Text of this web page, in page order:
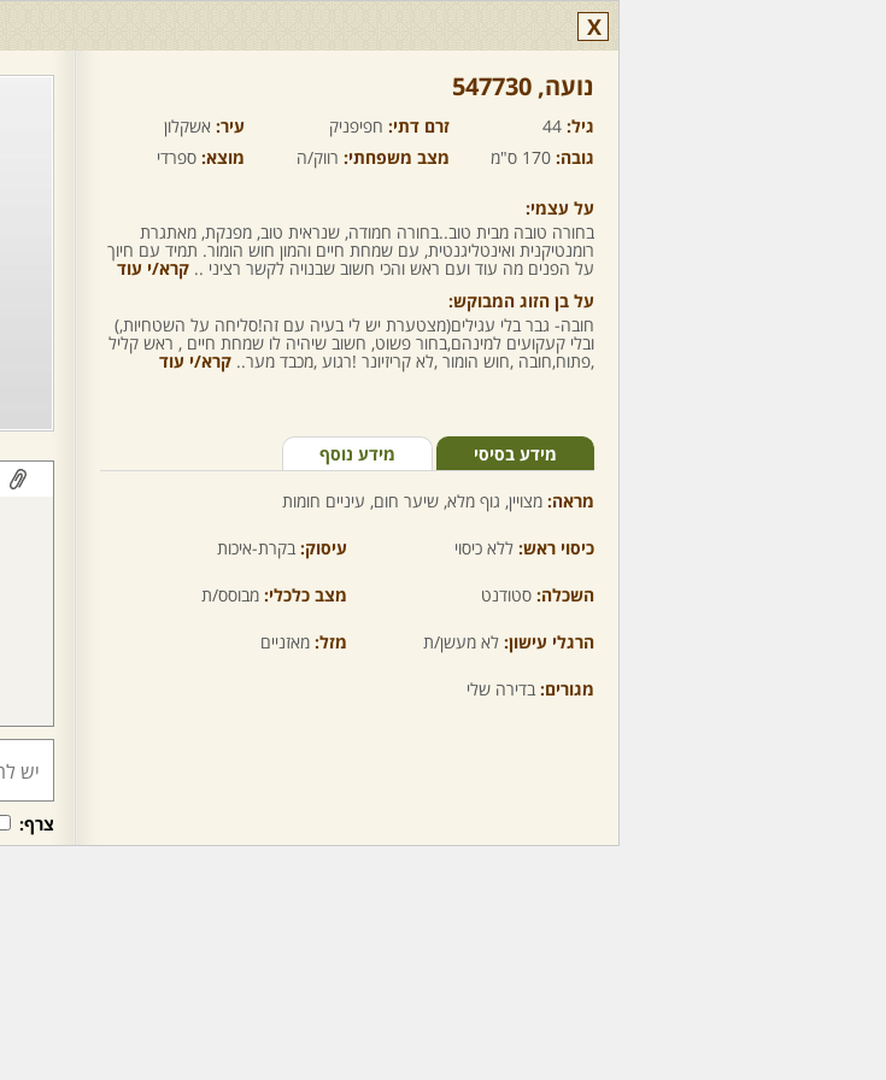
X
נועה,‏ 547730
גיל: 44 זרם דתי: חפיפניק עיר: אשקלון
גובה: 170 ס"מ מצב משפחתי: רווק/ה מוצא: ספרדי
על עצמי:
בחורה טובה מבית טוב..בחורה חמודה, שנראית טוב, מפנקת, מאתגרת
רומנטיקנית ואינטליגנטית, עם שמחת חיים והמון חוש הומור. תמיד עם חיוך
על הפנים מה עוד ועם ראש והכי חשוב שבנויה לקשר רציני .. קרא/י עוד
על בן הזוג המבוקש:
חובה- גבר בלי עגילים(מצטערת יש לי בעיה עם זה!סליחה על השטחיות,)
ובלי קעקועים למינהם,בחור פשוט, חשוב שיהיה לו שמחת חיים , ראש קליל
,פתוח,חובה ,חוש הומור ,לא קריזיונר !רגוע ,מכבד מער.. קרא/י עוד
מידע בסיסי מידע נוסף
מראה: מצויין, גוף מלא, שיער חום, עיניים חומות
כיסוי ראש: ללא כיסוי עיסוק: בקרת-איכות
השכלה: סטודנט מצב כלכלי: מבוסס/ת
הרגלי עישון: לא מעשן/ת מזל: מאזניים
מגורים: בדירה שלי
צרף: